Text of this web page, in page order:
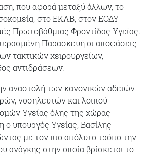
που αφορά μεταξύ άλλων, το
στο ΕΚΑΒ, στον ΕΟΔΥ
Πρωτοβάθμιας Φροντίδας Υγείας.
Παρασκευή οι αποφάσεις
τακτικών χειρουργείων,
αντιδράσεων.
αναστολή των κανονικών αδειών
νοσηλευτών και λοιπού
Υγείας όλης της χώρας
ο υπουργός Υγείας, Βασίλης
με τον πιο απόλυτο τρόπο την
ανάγκης στην οποία βρίσκεται το